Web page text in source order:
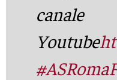
canale
Youtube